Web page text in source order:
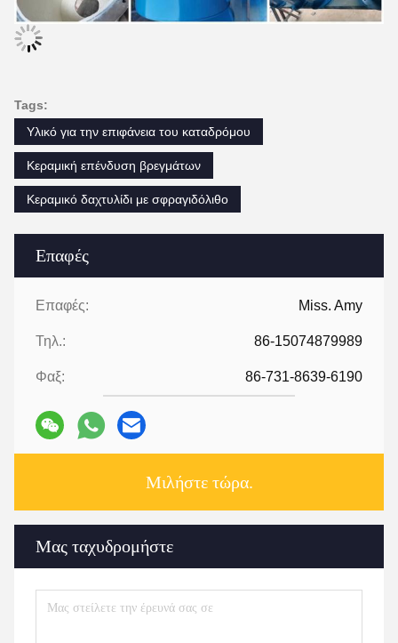
Επαφές
Επαφές: Miss. Amy
Τηλ.: 86-15074879989
Φαξ: 86-731-8639-6190
Μιλήστε τώρα.
Μας ταχυδρομήστε
Tags:
Υλικό για την επιφάνεια του καταδρόμου
Κεραμική επένδυση βρεγμάτων
Κεραμικό δαχτυλίδι με σφραγιδόλιθο